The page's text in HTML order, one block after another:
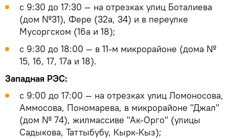
с 9:30 до 17:30 — на отрезках улиц Боталиева
(дом №31), Фере (32а, 34) и в переулке
Мусоргском (16а и 18);
с 9:30 до 18:00 — в 11-м микрорайоне (дома №
15, 16, 17, 17а и 18).
Западная РЭС:
с 9:00 до 17:00 — на отрезках улиц Ломоносова,
Аммосова, Пономарева, в микрорайоне "Джал"
(дом № 74), жилмассиве "Ак-Орго" (улицы
Садыкова, Таттыбубу, Кырк-Кыз);